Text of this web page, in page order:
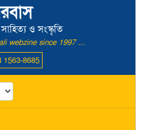
সাহিত্য ও সংস্কৃতি
webzine since 1997 ...
1563-8685